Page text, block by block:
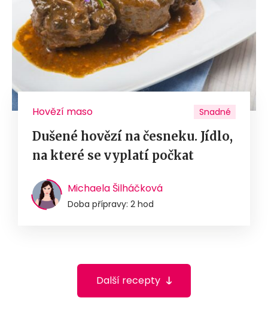
Hovězí maso Snadné
Dušené hovězí na česneku. Jídlo,
na které se vyplatí počkat
Michaela Šilháčková
Doba přípravy: 2 hod
Další recepty